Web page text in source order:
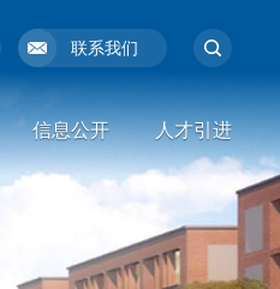
联系我们
信息公开 人才引进